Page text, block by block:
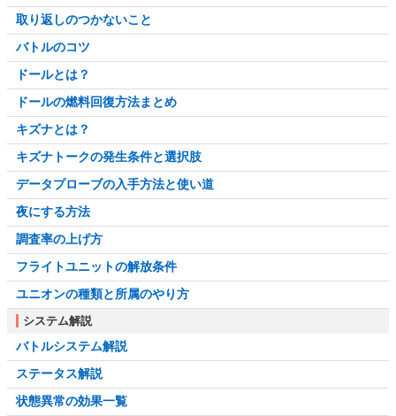
取り返しのつかないこと
バトルのコツ
ドールとは？
ドールの燃料回復方法まとめ
キズナとは？
キズナトークの発生条件と選択肢
データプローブの入手方法と使い道
夜にする方法
調査率の上げ方
フライトユニットの解放条件
ユニオンの種類と所属のやり方
システム解説
バトルシステム解説
ステータス解説
状態異常の効果一覧